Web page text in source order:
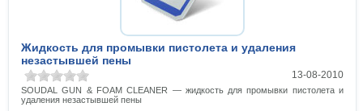
Жидкость для промывки пистолета и удаления
незастывшей пены
13-08-2010
SOUDAL GUN & FOAM CLEANER — жидкость для промывки пистолета и
удаления незастывшей пены